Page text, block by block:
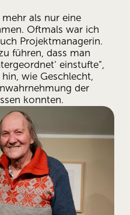
mehr als nur eine
Oftmals war ich
Projektmanagerin.
führen, dass man
einstufte“,
wie Geschlecht,
der
konnten.